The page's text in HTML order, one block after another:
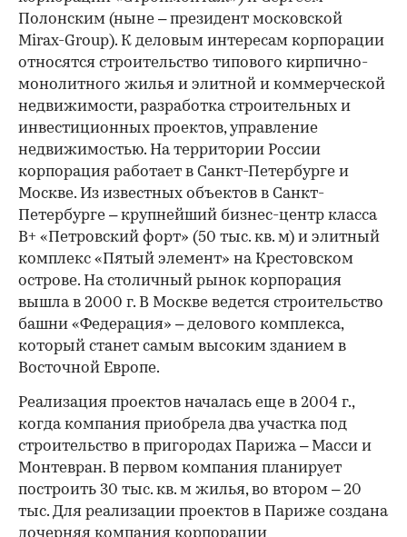
Полонским (ныне – президент московской
Mirax-Group). К деловым интересам корпорации
относятся строительство типового кирпично-
монолитного жилья и элитной и коммерческой
недвижимости, разработка строительных и
инвестиционных проектов, управление
недвижимостью. На территории России
корпорация работает в Санкт-Петербурге и
Москве. Из известных объектов в Санкт-
Петербурге – крупнейший бизнес-центр класса
B+ «Петровский форт» (50 тыс. кв. м) и элитный
комплекс «Пятый элемент» на Крестовском
острове. На столичный рынок корпорация
вышла в 2000 г. В Москве ведется строительство
башни «Федерация» – делового комплекса,
который станет самым высоким зданием в
Восточной Европе.
Реализация проектов началась еще в 2004 г.,
когда компания приобрела два участка под
строительство в пригородах Парижа – Масси и
Монтевран. В первом компания планирует
построить 30 тыс. кв. м жилья, во втором – 20
тыс. Для реализации проектов в Париже создана
дочерняя компания корпорации